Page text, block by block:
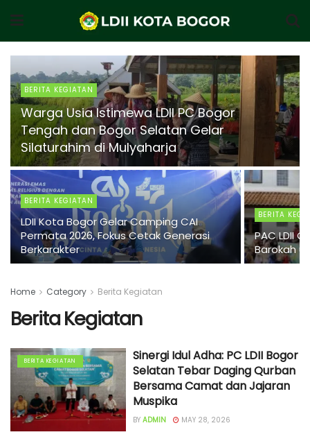
BERITA KEGIATAN
Warga Usia Istimewa LDII PC Bogor
Tengah dan Bogor Selatan Gelar
Silaturahim di Mulyaharja
BERITA KEGIATAN
LDII Kota Bogor Gelar Camping CAI
Permata 2026, Fokus Cetak Generasi
Berkarakter
BERITA
PAC LDII
Barokah
Home Category Berita Kegiatan
Berita Kegiatan
BERITA KEGIATAN
Sinergi Idul Adha: PC LDII Bogor
Selatan Tebar Daging Qurban
Bersama Camat dan Jajaran
Muspika
BY ADMIN MAY 28, 2026